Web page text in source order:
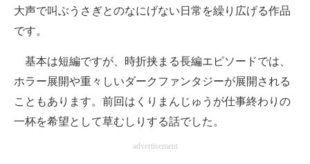
モノづくり技術者専門サイト
エネルギーの専門メディア
建設×テクノロジーの最前線
大声で叫ぶうさぎとのなにげない日常を繰り広げる作品
です。
基本は短編ですが、時折挟まる長編エピソードでは、
ホラー展開や重々しいダークファンタジーが展開される
こともあります。前回はくりまんじゅうが仕事終わりの
一杯を希望として草むしりする話でした。
advertisement